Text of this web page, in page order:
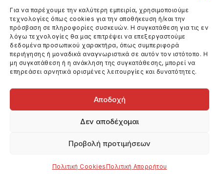
Για να παρέχουμε την καλύτερη εμπειρία, χρησιμοποιούμε
τεχνολογίες όπως cookies για την αποθήκευση ή/και την
πρόσβαση σε πληροφορίες συσκευών. Η συγκατάθεση για τις εν
λόγω τεχνολογίες θα μας επιτρέψει να επεξεργαστούμε
δεδομένα προσωπικού χαρακτήρα, όπως συμπεριφορά
περιήγησης ή μοναδικά αναγνωριστικά σε αυτόν τον ιστότοπο. Η
μη συγκατάθεση ή η ανάκληση της συγκατάθεσης, μπορεί να
επηρεάσει αρνητικά ορισμένες λειτουργίες και δυνατότητες.
Αποδοχή
Δεν αποδέχομαι
Προβολή προτιμήσεων
Πολιτική CookiesΠολιτική Απορρήτου
Πολιτική Cookies (ΕΕ)
Στοιχεία Επικοινωνίας
Καλεσέ μας
(+30) 6974123481
Στείλε μας email
info@filmandtheater.gr
Copyright 2026 Filmandtheater / All rights reserved